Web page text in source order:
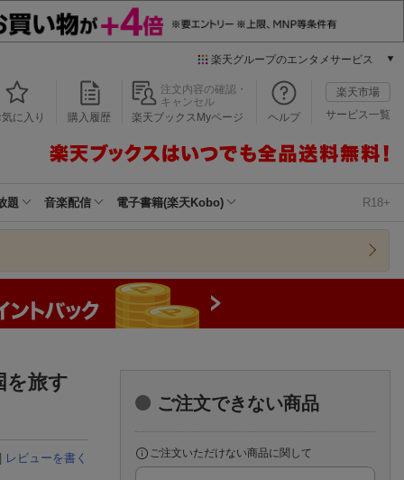
楽天グループのエンタメサービス
本/ゲーム/CD/DVD
楽天ブックス
楽天Kobo
楽天チケット
エンタメニュース
推し楽
気に入り 購入履歴
注文内容の確認・
キャンセル
楽天ブックスMyページ
ヘルプ
楽天市場
サービス一覧
題 音楽配信 電子書籍(楽天Kobo) R18+
旅す
| レビューを書く
ご注文できない商品
ご注文いただけない商品に関して